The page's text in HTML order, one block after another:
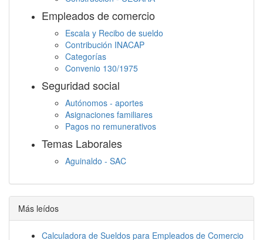
Empleados de comercio
Escala y Recibo de sueldo
Contribución INACAP
Categorías
Convenio 130/1975
Seguridad social
Autónomos - aportes
Asignaciones familiares
Pagos no remunerativos
Temas Laborales
Aguinaldo - SAC
Descanso semanal
Embargos
Más leídos
Calculadora de Sueldos para Empleados de Comercio